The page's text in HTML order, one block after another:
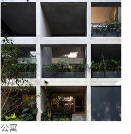
公寓